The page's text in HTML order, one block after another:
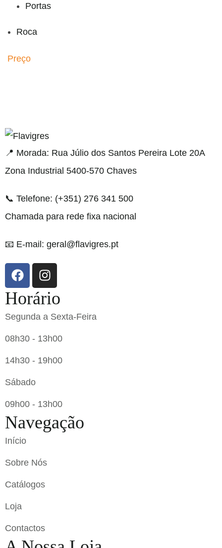
Portas
Roca
Preço
📍 Morada: Rua Júlio dos Santos Pereira Lote 20A
Zona Industrial 5400-570 Chaves
📞 Telefone: (+351) 276 341 500
Chamada para rede fixa nacional
📧 E-mail: geral@flavigres.pt
Horário
Segunda a Sexta-Feira
08h30 - 13h00
14h30 - 19h00
Sábado
09h00 - 13h00
Navegação
Início
Sobre Nós
Catálogos
Loja
Contactos